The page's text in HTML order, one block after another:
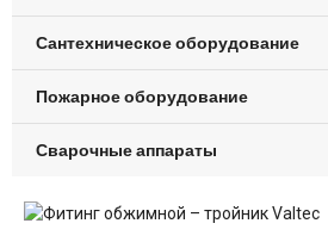
Сантехническое оборудование
Пожарное оборудование
Сварочные аппараты